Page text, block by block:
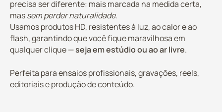
precisa ser diferente: mais marcada na medida certa,
massem perder naturalidade.
Usamos produtos HD, resistentes à luz, ao calor e ao
flash, garantindo que você fique maravilhosa em
qualquer clique —seja em estúdio ou ao ar livre.
Perfeita para ensaios profissionais, gravações, reels,
editoriais e produção de conteúdo.